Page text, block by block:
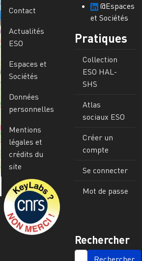
Contact
Actualités
ESO
Espaces et
Sociétés
Données
personnelles
Mentions
légales et
crédits du
site
Image
@Espaces
et Sociétés
Pratiques
Collection
ESO HAL-
SHS
Atlas
sociaux ESO
Créer un
compte
Se connecter
Mot de passe
Rechercher
SEARCH